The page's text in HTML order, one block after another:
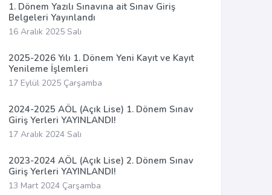
1. Dönem Yazılı Sınavına ait Sınav Giriş
Belgeleri Yayınlandı
16 Aralık 2025 Salı
2025-2026 Yılı 1. Dönem Yeni Kayıt ve Kayıt
Yenileme İşlemleri
17 Eylül 2025 Çarşamba
2024-2025 AÖL (Açık Lise) 1. Dönem Sınav
Giriş Yerleri YAYINLANDI!
17 Aralık 2024 Salı
2023-2024 AÖL (Açık Lise) 2. Dönem Sınav
Giriş Yerleri YAYINLANDI!
13 Mart 2024 Çarşamba